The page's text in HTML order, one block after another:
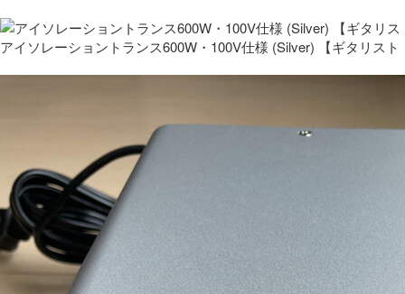
アイソレーショントランス600W・100V仕様 (Silver) 【ギタリス